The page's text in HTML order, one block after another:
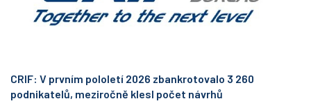
CRIF: V prvním pololetí 2026 zbankrotovalo 3 260
podnikatelů, meziročně klesl počet návrhů